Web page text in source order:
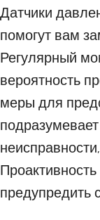
Датчики
помогут вам
Регулярный
вероятность
меры для
предупредить